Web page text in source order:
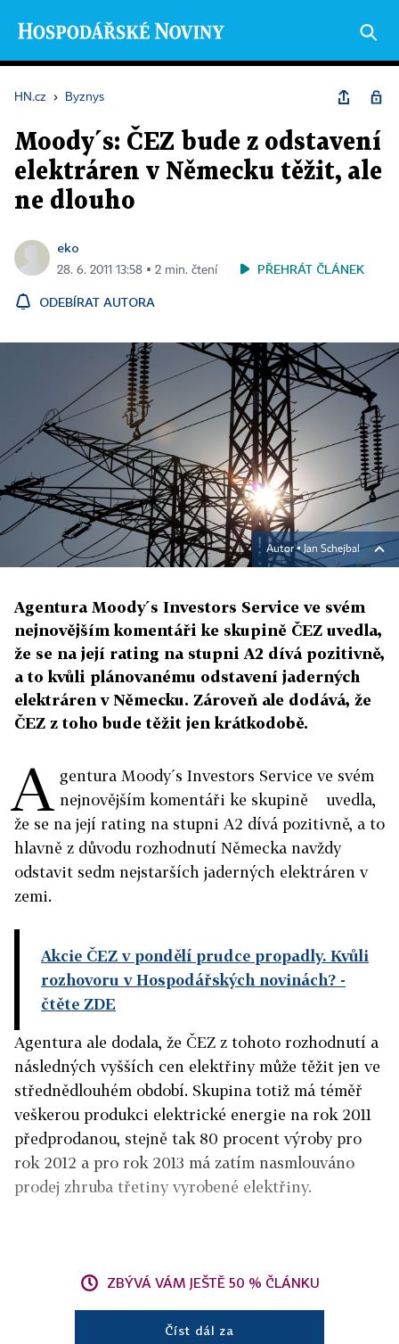
HN.cz › Byznys
Moody´s: ČEZ bude z odstavení
elektráren v Německu těžit, ale
ne dlouho
eko
28. 6. 2011 13:58 ▪ 2 min. čtení PŘEHRÁT ČLÁNEK
ODEBÍRAT AUTORA
Autor ▪ Jan Schejbal
Agentura Moody´s Investors Service ve svém
nejnovějším komentáři ke skupině ČEZ uvedla,
že se na její rating na stupni A2 dívá pozitivně,
a to kvůli plánovanému odstavení jaderných
elektráren v Německu. Zároveň ale dodává, že
ČEZ z toho bude těžit jen krátkodobě.
A gentura Moody´s Investors Service ve svém
nejnovějším komentáři ke skupině
uvedla,
že se na její rating na stupni A2 dívá pozitivně, a to
hlavně z důvodu rozhodnutí Německa navždy
odstavit sedm nejstarších jaderných elektráren v
zemi.
Akcie ČEZ v pondělí prudce propadly. Kvůli
rozhovoru v Hospodářských novinách? -
čtěte ZDE
Agentura ale dodala, že ČEZ z tohoto rozhodnutí a
následných vyšších cen elektřiny může těžit jen ve
střednědlouhém období. Skupina totiž má téměř
veškerou produkci elektrické energie na rok 2011
předprodanou, stejně tak 80 procent výroby pro
rok 2012 a pro rok 2013 má zatím nasmlouváno
prodej zhruba třetiny vyrobené elektřiny.
ZBÝVÁ VÁM JEŠTĚ 50 % ČLÁNKU
Číst dál za